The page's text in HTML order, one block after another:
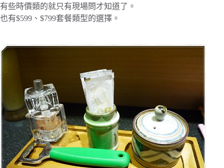
有些時價類的就只有現場問才知道了。
也有$599、$799套餐類型的選擇。